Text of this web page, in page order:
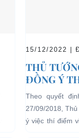
15/12/2022 |
THỦ
ĐỒNG Ý
04 BÁNH
LỊCH TẠI
HẠN CHẾ
Theo quyết
27/09/2018,
ý việc thí điểm